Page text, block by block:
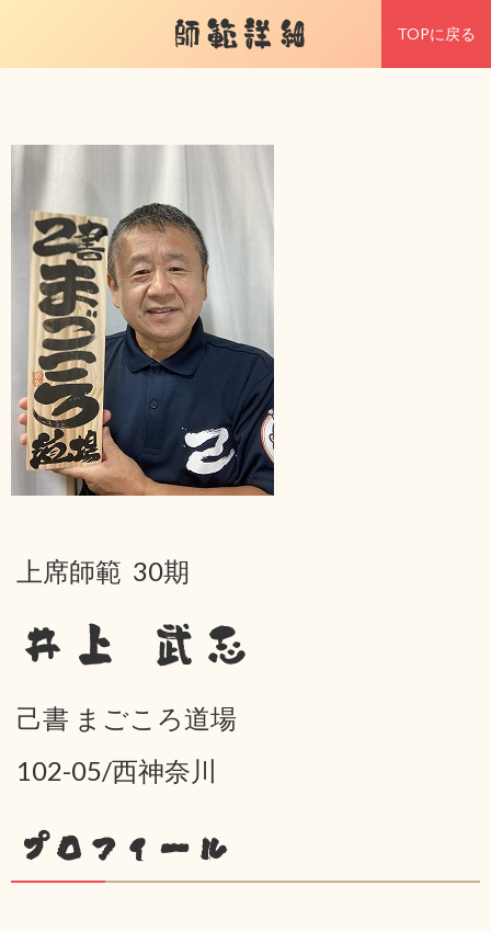
師範詳細 TOPに戻る
上席師範 30期
井上 武志
己書 まごころ道場
102-05/西神奈川
プロフィール